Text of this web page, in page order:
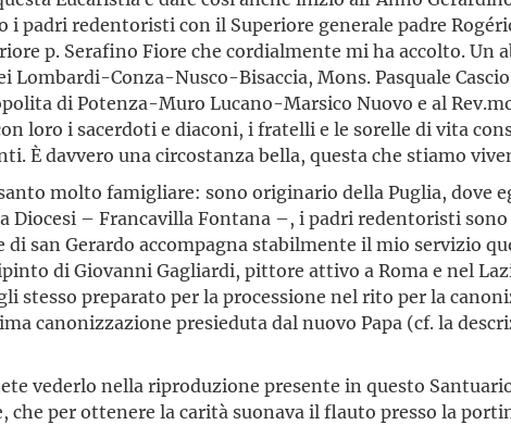
i padri redentoristi con il Superiore generale padre
p. Serafino Fiore che cordialmente mi ha accolto. Un
Lombardi-Conza-Nusco-Bisaccia, Mons. Pasquale
di Potenza-Muro Lucano-Marsico Nuovo e al
loro i sacerdoti e diaconi, i fratelli e le sorelle di vita
È davvero una circostanza bella, questa che stiamo
molto famigliare: sono originario della Puglia, dove
Diocesi – Francavilla Fontana –, i padri redentoristi
san Gerardo accompagna stabilmente il mio servizio
di Giovanni Gagliardi, pittore attivo a Roma e nel
stesso preparato per la processione nel rito per la
canonizzazione presieduta dal nuovo Papa (cf. la
vederlo nella riproduzione presente in questo
che per ottenere la carità suonava il flauto presso la